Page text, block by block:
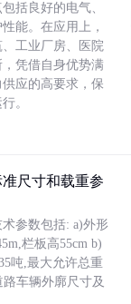
括良好的电气、
能。在应用上，
工业厂房、医院
凭借自身优势满
应的高要求，保
。
尺寸和载重参
参数包括: a)外形
栏板高55cm b)
吨,最大允许总重
车辆外廓尺寸及